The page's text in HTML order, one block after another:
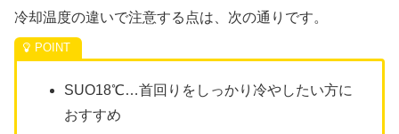
冷却温度の違いで注意する点は、次の通りです。
SUO18℃…首回りをしっかり冷やしたい方に
おすすめ